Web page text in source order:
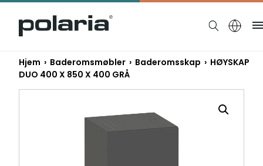
https://polaria.fi/name
Hjem › Baderomsmøbler › Baderomsskap › HØYSKAP
DUO 400 X 850 X 400 GRÅ